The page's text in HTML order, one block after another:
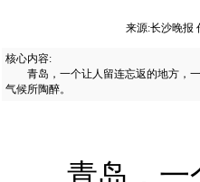
来源:长沙晚报
核心内容:
青岛，一个让人留连忘返的地方，一
气候所陶醉。
青岛，一个